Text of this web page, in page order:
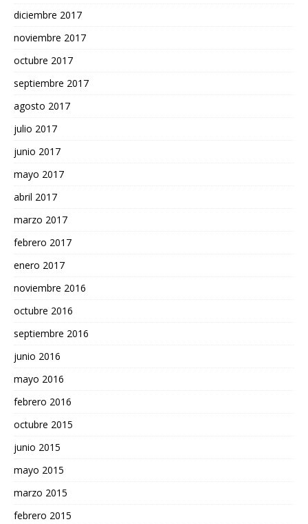
diciembre 2017
noviembre 2017
octubre 2017
septiembre 2017
agosto 2017
julio 2017
junio 2017
mayo 2017
abril 2017
marzo 2017
febrero 2017
enero 2017
noviembre 2016
octubre 2016
septiembre 2016
junio 2016
mayo 2016
febrero 2016
octubre 2015
junio 2015
mayo 2015
marzo 2015
febrero 2015